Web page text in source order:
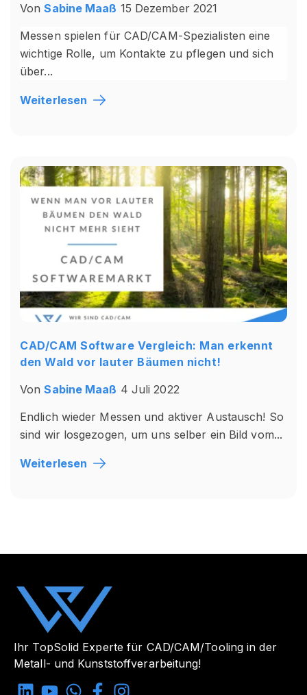
Von Sabine Maaß 15 Dezember 2021
Messen spielen für CAD/CAM-Spezialisten eine
wichtige Rolle, um Kontakte zu pflegen und sich
über...
Weiterlesen
CAD/CAM Software Vergleich: Man erkennt
den Wald vor lauter Bäumen nicht!
Von Sabine Maaß 4 Juli 2022
Endlich wieder Messen und aktiver Austausch! So
sind wir losgezogen, um uns selber ein Bild vom...
Weiterlesen
Ihr TopSolid Experte für CAD/CAM/Tooling in der
Metall- und Kunststoffverarbeitung!